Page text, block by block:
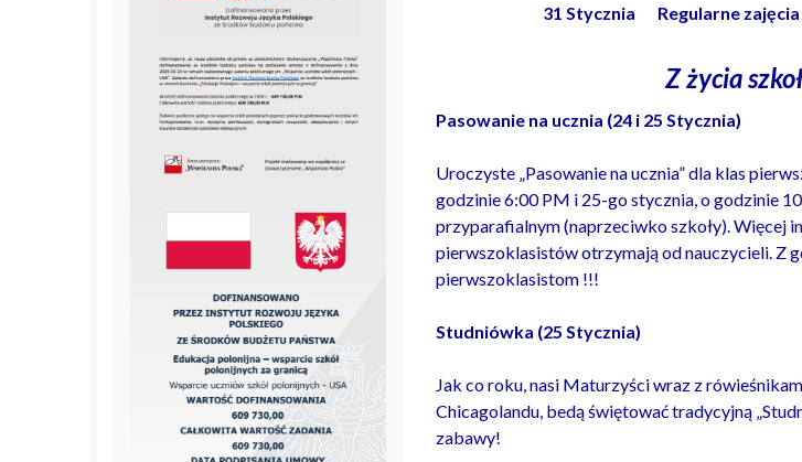
31 Stycznia Regularne zajęcia
Z życia
Pasowanie na ucznia (24 i 25 Stycznia)
Uroczyste „Pasowanie na ucznia” dla klas
godzinie 6:00 PM i 25-go stycznia, o godzinie
przyparafialnym (naprzeciwko szkoły). Więcej
pierwszoklasistów otrzymają od nauczycieli. Z
pierwszoklasistom !!!
Studniówka (25 Stycznia)
Jak co roku, nasi Maturzyści wraz z
Chicagolandu, bedą świętować tradycyjną
zabawy!